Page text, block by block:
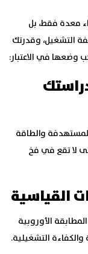
معدة فقط، بل
التشغيل، وقدرتك
وضعها في الاعتبار:
والطاقة
لا تقع في فخ
الأوروبية